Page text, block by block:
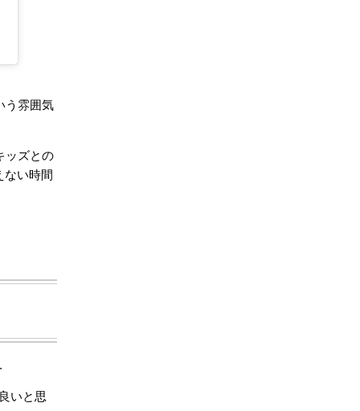
う雰囲気
ッズとの
ない時間
いと思